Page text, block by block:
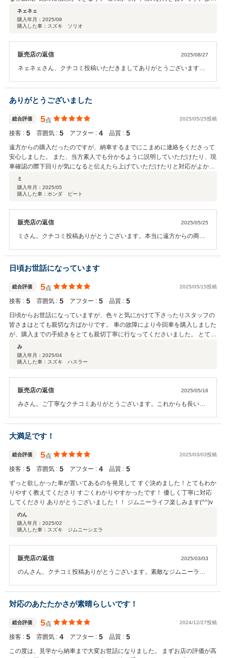
しくお願いします。
ネェネェ
購入年月： 2025/08
購入した車：スズキ ソリオ
販売店の返信 2025/08/27
ネェネェさん、クチコミ投稿いただきましてありがとうございます。
き合いよろしくお願いします。ありがとうございました。
ありがとうございました
総合評価 5点 2025/05/25投稿
接客 : 5 雰囲気 : 5 アフター : 4 品質 : 5
遠方からの購入だったのですが、納車するまでにこまめに連絡をくださって
安心しました。 また、当方素人でも分かるように説明していただけたり、現
車確認の際下回りが気になると伝えたら上げていただけたりと対応がよかっ
たです。 大事に乗ります
ミ
購入年月： 2025/05
購入した車：ホンダ ビート
販売店の返信 2025/05/25
ミさん。クチコミ投稿ありがとうございます。本当に遠方からの商談
よろしくお願いいたします。
日頃お世話になっています
総合評価 5点 2025/05/15投稿
接客 : 5 雰囲気 : 5 アフター : 5 品質 : 5
日頃からお世話になっていますが、色々と気にかけて下さったりスタッフの
皆さまはとても親切な方ばかりです。 車の故障により今回車を購入しました
が、購入までの手続きをとても親切丁寧に行なってくださいました。 とても
信頼できるお店だと思っています^^
み
購入年月： 2025/04
購入した車：スズキ ハスラー
販売店の返信 2025/05/16
みさん。ご丁寧なクチコミありがとうございます。これからも長いお
て参ります。重ねてありがとうございました。
大満足です！
総合評価 5点 2025/03/03投稿
接客 : 5 雰囲気 : 5 アフター : 4 品質 : 5
ずっと欲しかった車が置いてあるのを発見して すぐ決めました！とてもわか
りやすく教えてくださり すごくわかりやすかったです！ 優しく丁寧に対応
してくださり ありがとうございました！！ ジムニーライフ楽しみます(^^)v
のん
購入年月： 2025/02
購入した車：スズキ ジムニーシエラ
販売店の返信 2025/03/03
のんさん、クチコミ投稿ありがとうございます。素敵なジムニーライ
対応のあたたかさが素晴らしいです！
総合評価 5点 2024/12/27投稿
接客 : 5 雰囲気 : 4 アフター : 5 品質 : 5
この度は、見学から納車まで大変お世話になりました。 まずお店の評価が高